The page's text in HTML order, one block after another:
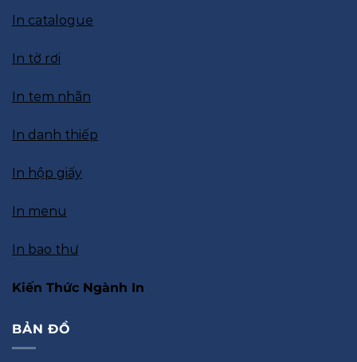
In catalogue
In tờ rơi
In tem nhãn
In danh thiếp
In hộp giấy
In menu
In bao thư
Kiến Thức Ngành In
BẢN ĐỒ